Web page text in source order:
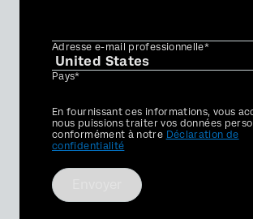
Adresse e-mail professionnelle*
Pays*
Privacy
Optin
En fournissant ces informations, vous
nous puissions traiter vos données
conformément à notre Déclaration de
confidentialité